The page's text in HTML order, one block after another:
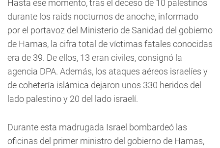
Hasta ese momento, tras el deceso de 10 palestinos
durante los raids nocturnos de anoche, informado
por el portavoz del Ministerio de Sanidad del gobierno
de Hamas, la cifra total de víctimas fatales conocidas
era de 39. De ellos, 13 eran civiles, consignó la
agencia DPA. Además, los ataques aéreos israelíes y
de cohetería islámica dejaron unos 330 heridos del
lado palestino y 20 del lado israelí.
Durante esta madrugada Israel bombardeó las
oficinas del primer ministro del gobierno de Hamas,